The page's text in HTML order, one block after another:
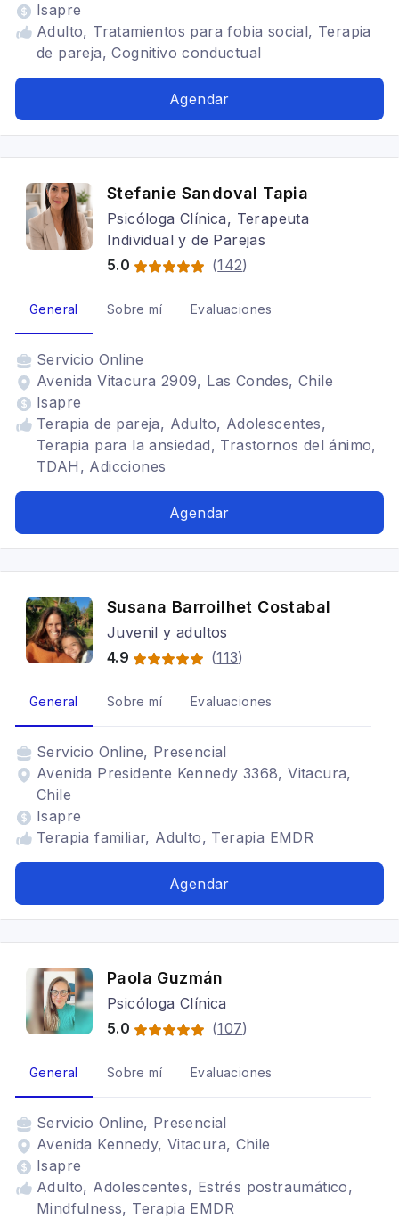
Isapre
Adulto, Tratamientos para fobia social, Terapia
de pareja, Cognitivo conductual
Agendar
Stefanie Sandoval Tapia
Psicóloga Clínica, Terapeuta
Individual y de Parejas
5.0
(142)
General Sobre mí Evaluaciones
Servicio Online
Avenida Vitacura 2909, Las Condes, Chile
Isapre
Terapia de pareja, Adulto, Adolescentes,
Terapia para la ansiedad, Trastornos del ánimo,
TDAH, Adicciones
Agendar
Susana Barroilhet Costabal
Juvenil y adultos
4.9
(113)
General Sobre mí Evaluaciones
Servicio Online, Presencial
Avenida Presidente Kennedy 3368, Vitacura,
Chile
Isapre
Terapia familiar, Adulto, Terapia EMDR
Agendar
Paola Guzmán
Psicóloga Clínica
5.0
(107)
General Sobre mí Evaluaciones
Servicio Online, Presencial
Avenida Kennedy, Vitacura, Chile
Isapre
Adulto, Adolescentes, Estrés postraumático,
Mindfulness, Terapia EMDR